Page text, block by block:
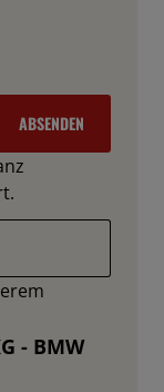
ABSENDEN
- BMW